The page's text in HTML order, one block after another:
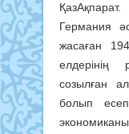
ҚазАқпарат.
Германия
жасаған
созылған
болып